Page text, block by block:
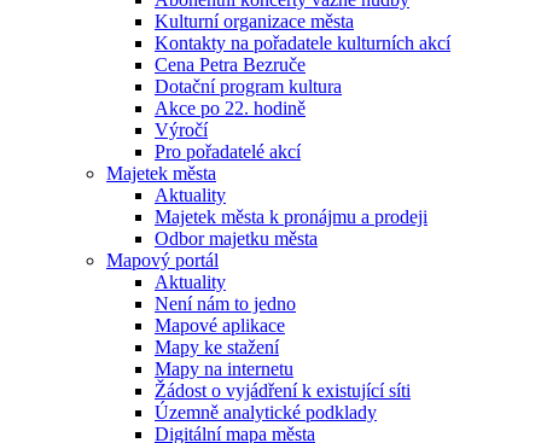
Kulturní organizace města
Kontakty na pořadatele kulturních akcí
Cena Petra Bezruče
Dotační program kultura
Akce po 22. hodině
Výročí
Pro pořadatelé akcí
Majetek města
Aktuality
Majetek města k pronájmu a prodeji
Odbor majetku města
Mapový portál
Aktuality
Není nám to jedno
Mapové aplikace
Mapy ke stažení
Mapy na internetu
Žádost o vyjádření k existující síti
Územně analytické podklady
Digitální mapa města